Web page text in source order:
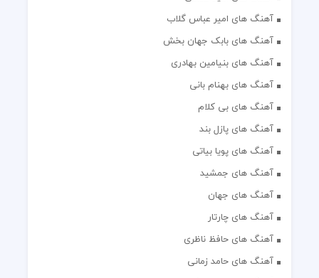
آهنگ های امیر عباس گلاب
آهنگ های بابک جهان بخش
آهنگ های بنیامین بهادری
آهنگ های بهنام بانی
آهنگ های بی کلام
آهنگ های پازل بند
آهنگ های پویا بیاتی
آهنگ های جمشید
آهنگ های جهان
آهنگ های چارتار
آهنگ های حافظ ناظری
آهنگ های حامد زمانی